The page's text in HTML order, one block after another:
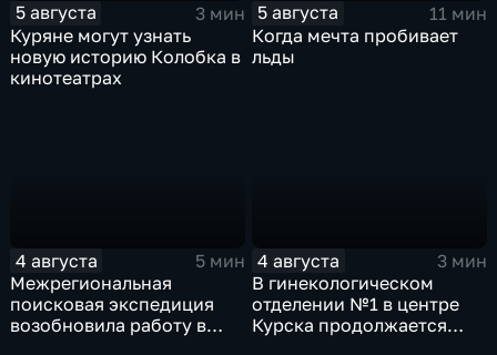
5 августа
3 мин
Куряне могут узнать
новую историю Колобка в
кинотеатрах
5 августа
11 мин
Когда мечта пробивает
льды
4 августа
5 мин
Межрегиональная
поисковая экспедиция
возобновила работу в
4 августа
3 мин
В гинекологическом
отделении №1 в центре
Курска продолжается